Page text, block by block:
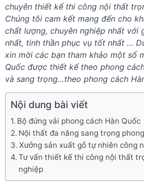
chuyên thiết kế thi công nội thất
Chúng tôi cam kết mang đến cho
chất lượng, chuyên nghiệp nhất với
nhất, tinh thần phục vụ tốt nhất …
xin mời các bạn tham khảo một số
Quốc được thiết kế theo phong
và sang trọng…theo phong cách
Nội dung bài viết
Bộ đứng vải phong cách Hàn Quốc
Nội thất đa năng sang trọng
Xưởng sản xuất gỗ tự nhiên công
Tư vấn thiết kế thi công nội thất
nghiệp